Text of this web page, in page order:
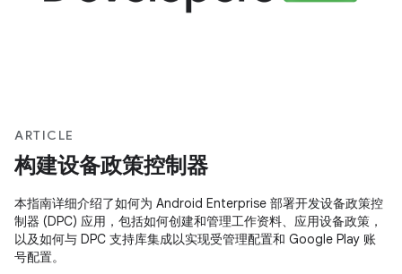
ARTICLE
构建设备政策控制器
本指南详细介绍了如何为 Android Enterprise 部署开发设备政策控
制器 (DPC) 应用，包括如何创建和管理工作资料、应用设备政策，
以及如何与 DPC 支持库集成以实现受管理配置和 Google Play 账
号配置。